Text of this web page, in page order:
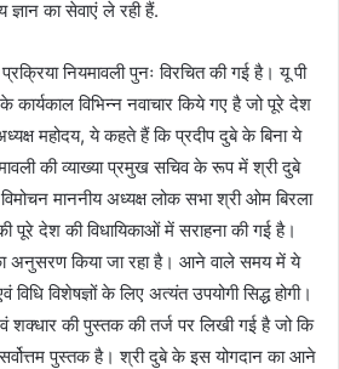
का सेवाएं ले रही हैं.
प्रक्रिया नियमावली पुनः विरचित की गई है। यू पी
कार्यकाल विभिन्न नवाचार किये गए है जो पूरे देश
महोदय, ये कहते हैं कि प्रदीप दुबे के बिना ये
की व्याख्या प्रमुख सचिव के रूप में श्री दुबे
माननीय अध्यक्ष लोक सभा श्री ओम बिरला
पूरे देश की विधायिकाओं में सराहना की गई है।
अनुसरण किया जा रहा है। आने वाले समय में ये
विशेषज्ञों के लिए अत्यंत उपयोगी सिद्ध होगी।
शक्धार की पुस्तक की तर्ज पर लिखी गई है जो कि
पुस्तक है। श्री दुबे के इस योगदान का आने